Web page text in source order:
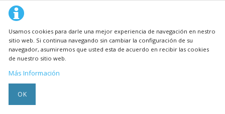
Usamos cookies para darle una mejor experiencia de navegación en nestro
sitio web. Si continua navegando sin cambiar la configuración de su
navegador, asumiremos que usted esta de acuerdo en recibir las cookies
de nuestro sitio web.
Más Información
OK